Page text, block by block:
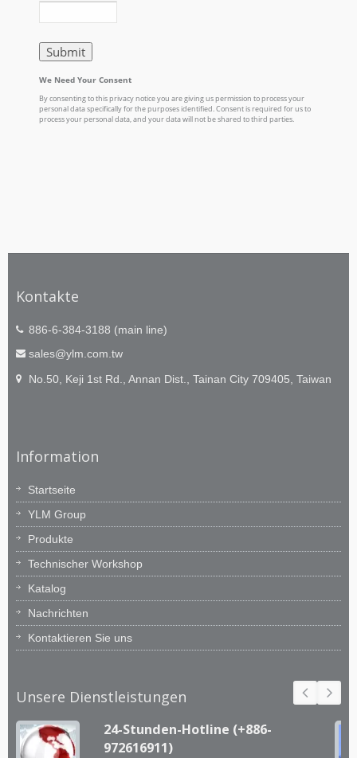
Kontakte
886-6-384-3188 (main line)
sales@ylm.com.tw
No.50, Keji 1st Rd., Annan Dist., Tainan City 709405, Taiwan
Information
Startseite
YLM Group
Produkte
Technischer Workshop
Katalog
Nachrichten
Kontaktieren Sie uns
Unsere Dienstleistungen
24-Stunden-Hotline (+886-
972616911)